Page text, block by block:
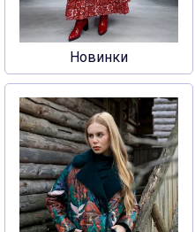
Новинки